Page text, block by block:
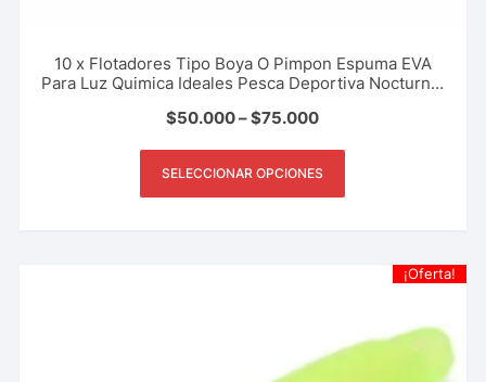
10 x Flotadores Tipo Boya O Pimpon Espuma EVA
Para Luz Quimica Ideales Pesca Deportiva Nocturna,
$50.000–$75.000
SELECCIONAR OPCIONES
¡Oferta!